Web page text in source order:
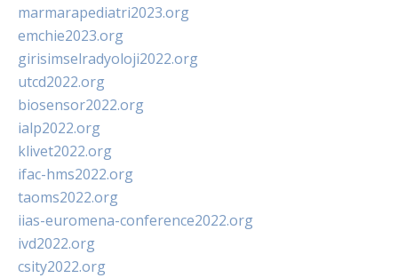
marmarapediatri2023.org
emchie2023.org
girisimselradyoloji2022.org
utcd2022.org
biosensor2022.org
ialp2022.org
klivet2022.org
ifac-hms2022.org
taoms2022.org
iias-euromena-conference2022.org
ivd2022.org
csity2022.org